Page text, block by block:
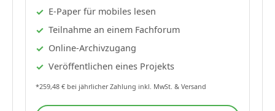
E-Paper für mobiles lesen
Teilnahme an einem Fachforum
Online-Archivzugang
Veröffentlichen eines Projekts
*259,48 € bei jährlicher Zahlung inkl. MwSt. & Versand